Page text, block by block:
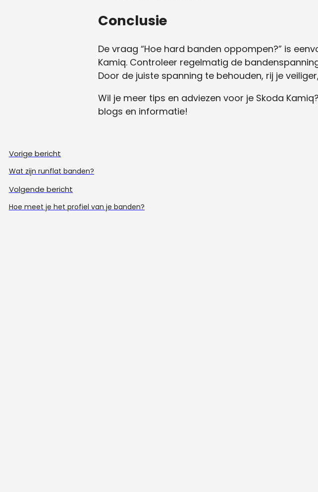
Conclusie
De vraag “Hoe hard banden oppompen?” is
Kamiq. Controleer regelmatig de
Door de juiste spanning te behouden, rij je
Wil je meer tips en adviezen voor je Skoda
blogs en informatie!
Vorige bericht
Wat zijn runflat banden?
Volgende bericht
Hoe meet je het profiel van je banden?